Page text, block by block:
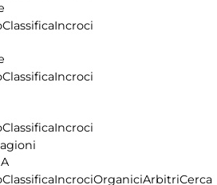
ClassificaIncroci
ClassificaIncroci
ClassificaIncroci
ClassificaIncrociOrganiciArbitriCerca